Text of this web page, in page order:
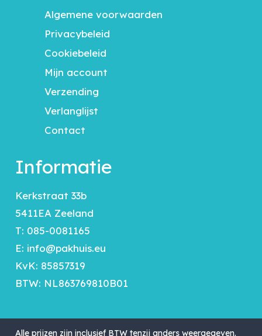
Algemene voorwaarden
Privacybeleid
Cookiebeleid
Mijn account
Verzending
Verlanglijst
Contact
Informatie
Kerkstraat 33b
5411EA Zeeland
T: 085-0081165
E: info@pakhuis.eu
KvK: 85857319
BTW: NL863769810B01
Alle prijzen zijn inclusief BTW tenzij anders weergegeven.